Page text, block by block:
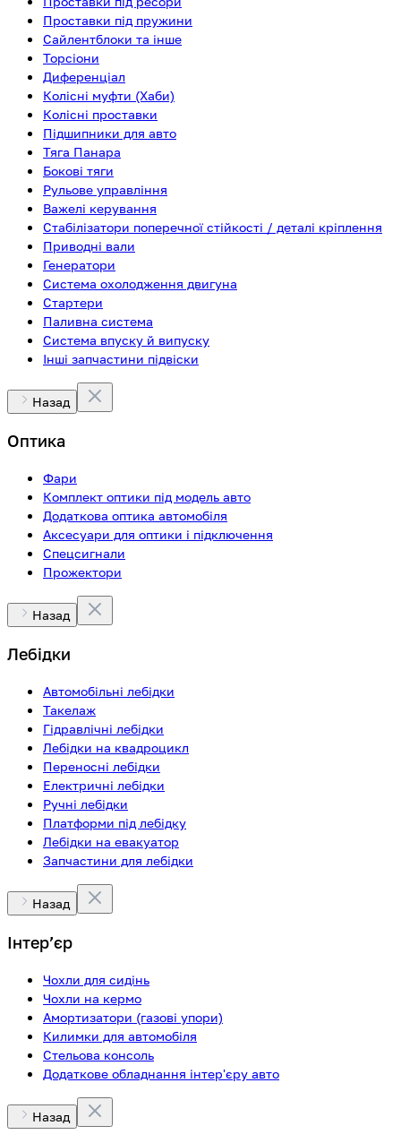
Проставки під пружини
Сайлентблоки та інше
Торсіони
Диференціал
Колісні муфти (Хаби)
Колісні проставки
Підшипники для авто
Тяга Панара
Бокові тяги
Рульове управління
Важелі керування
Стабілізатори поперечної стійкості / деталі кріплення
Приводні вали
Генератори
Система охолодження двигуна
Стартери
Паливна система
Система впуску й випуску
Інші запчастини підвіски
Назад
Оптика
Фари
Комплект оптики під модель авто
Додаткова оптика автомобіля
Аксесуари для оптики і підключення
Спецсигнали
Прожектори
Назад
Лебідки
Автомобільні лебідки
Такелаж
Гідравлічні лебідки
Лебідки на квадроцикл
Переносні лебідки
Електричні лебідки
Ручні лебідки
Платформи під лебідку
Лебідки на евакуатор
Запчастини для лебідки
Назад
Інтерʼєр
Чохли для сидінь
Чохли на кермо
Амортизатори (газові упори)
Килимки для автомобіля
Стельова консоль
Додаткове обладнання інтер'єру авто
Назад